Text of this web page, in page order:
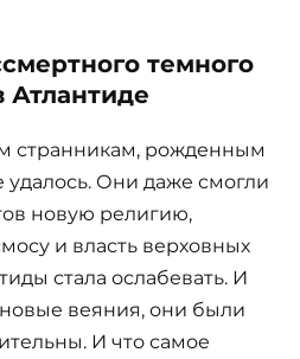
темного
Атлантиде
странникам, рожденным
Они даже смогли
новую религию,
и власть верховных
стала ослабевать. И
веяния, они были
И что самое